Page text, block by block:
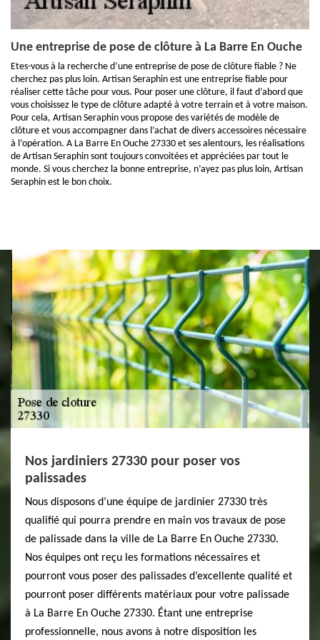
Une entreprise de pose de clôture à La Barre En Ouche
Etes-vous à la recherche d’une entreprise de pose de clôture fiable ? Ne
cherchez pas plus loin. Artisan Seraphin est une entreprise fiable pour
réaliser cette tâche pour vous. Pour poser une clôture, il faut d’abord que
vous choisissez le type de clôture adapté à votre terrain et à votre maison.
Pour cela, Artisan Seraphin vous propose des variétés de modèle de
clôture et vous accompagner dans l’achat de divers accessoires nécessaire
à l’opération. A La Barre En Ouche 27330 et ses alentours, les réalisations
de Artisan Seraphin sont toujours convoitées et appréciées par tout le
monde. Si vous cherchez la bonne entreprise, n’ayez pas plus loin, Artisan
Seraphin est le bon choix.
Nos jardiniers 27330 pour poser vos
palissades
Nous disposons d’une équipe de jardinier 27330 très
qualifié qui pourra prendre en main vos travaux de pose
de palissade dans la ville de La Barre En Ouche 27330.
Nos équipes ont reçu les formations nécessaires et
pourront vous poser des palissades d’excellente qualité et
pourront poser différents matériaux pour votre palissade
à La Barre En Ouche 27330. Étant une entreprise
professionnelle, nous avons à notre disposition les